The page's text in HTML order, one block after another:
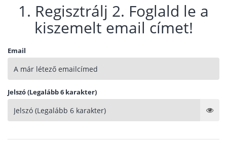
1. Regisztrálj 2. Foglald le a
kiszemelt email címet!
Email
Jelszó (Legalább 6 karakter)